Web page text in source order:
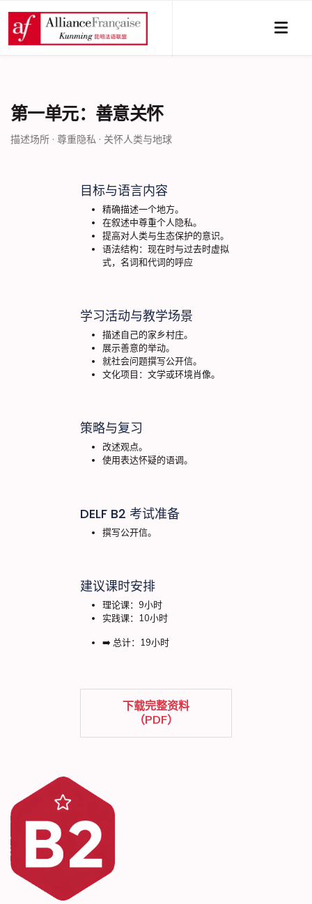
第一单元：善意关怀
描述场所 · 尊重隐私 · 关怀人类与地球
目标与语言内容
精确描述一个地方。
在叙述中尊重个人隐私。
提高对人类与生态保护的意识。
语法结构：现在时与过去时虚拟
式，名词和代词的呼应
学习活动与教学场景
描述自己的家乡村庄。
展示善意的举动。
就社会问题撰写公开信。
文化项目：文学或环境肖像。
策略与复习
改述观点。
使用表达怀疑的语调。
DELF B2 考试准备
撰写公开信。
建议课时安排
理论课：9小时
实践课：10小时
➡️ 总计：19小时
下载完整资料
（PDF）